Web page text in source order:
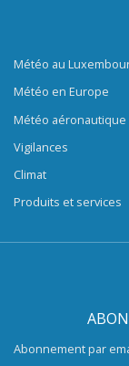
Météo au
Météo en Europe
Météo aéronautique
Vigilances
Climat
Produits et services
Abonnement par